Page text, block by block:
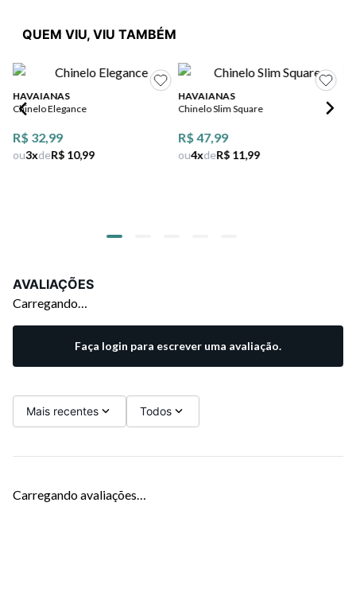
QUEM VIU, VIU TAMBÉM
HAVAIANAS
Chinelo Elegance
R$ 32,99
ou3xdeR$ 10,99
HAVAIANAS
Chinelo Slim Square
R$ 47,99
ou4xdeR$ 11,99
AVALIAÇÕES
Carregando…
Faça login para escrever uma avaliação.
Mais recentes Todos
Carregando avaliações…